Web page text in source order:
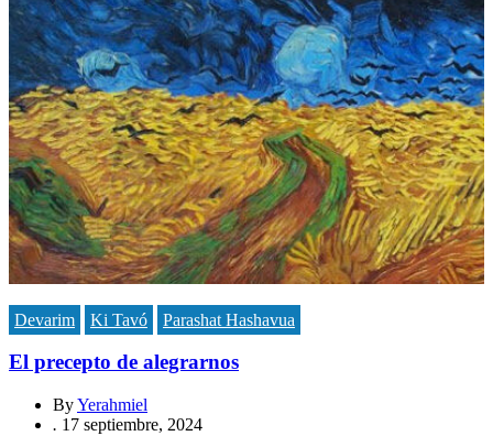
Devarim Ki Tavó Parashat Hashavua
El precepto de alegrarnos
ByYerahmiel
. 17 septiembre, 2024